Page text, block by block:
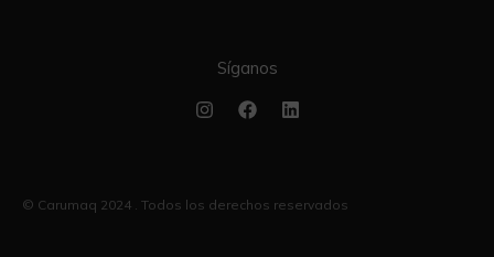
Síganos
© Carumaq 2024 . Todos los derechos reservados